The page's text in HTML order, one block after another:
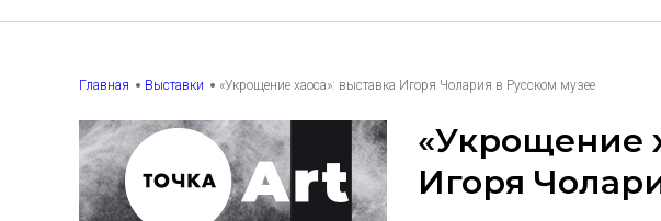
Главная Выставки «Укрощение хаоса»: выставка Игоря Чолария в Русском музее
«Укрощение
Игоря